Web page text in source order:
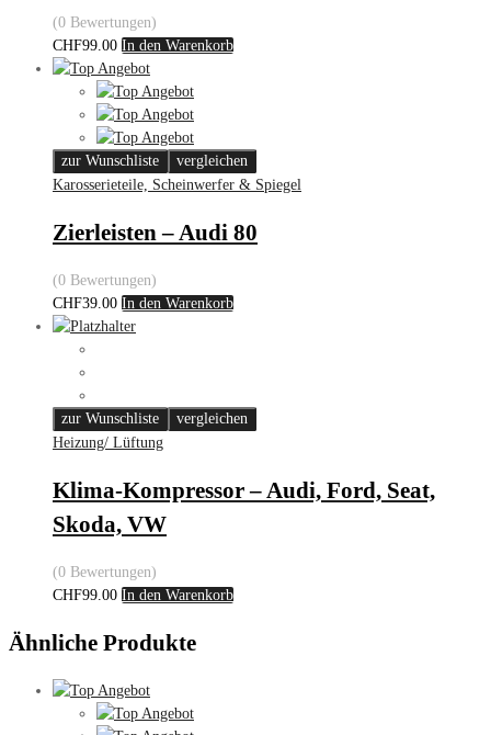
(0 Bewertungen)
CHF99.00 In den Warenkorb
zur Wunschliste
vergleichen
Karosserieteile, Scheinwerfer & Spiegel
Zierleisten – Audi 80
(0 Bewertungen)
CHF39.00 In den Warenkorb
zur Wunschliste
vergleichen
Heizung/ Lüftung
Klima-Kompressor – Audi, Ford, Seat,
Skoda, VW
(0 Bewertungen)
CHF99.00 In den Warenkorb
Ähnliche Produkte